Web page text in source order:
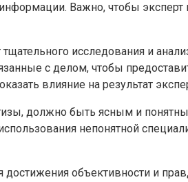
Важно, чтобы эксперт
исследования и
с делом, чтобы
влияние на результат
должно быть ясным и
непонятной
объективности и